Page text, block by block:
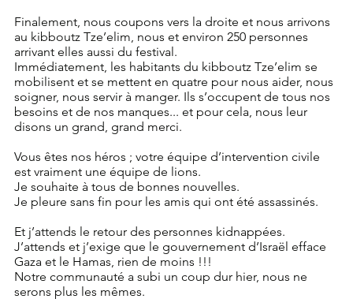
Finalement, nous coupons vers la droite et nous arrivons
au kibboutz Tze’elim, nous et environ 250 personnes
arrivant elles aussi du festival.
Immédiatement, les habitants du kibboutz Tze’elim se
mobilisent et se mettent en quatre pour nous aider, nous
soigner, nous servir à manger. Ils s’occupent de tous nos
besoins et de nos manques... et pour cela, nous leur
disons un grand, grand merci.
Vous êtes nos héros ; votre équipe d’intervention civile
est vraiment une équipe de lions.
Je souhaite à tous de bonnes nouvelles.
Je pleure sans fin pour les amis qui ont été assassinés.
Et j’attends le retour des personnes kidnappées.
J’attends et j’exige que le gouvernement d’Israël efface
Gaza et le Hamas, rien de moins !!!
Notre communauté a subi un coup dur hier, nous ne
serons plus les mêmes.